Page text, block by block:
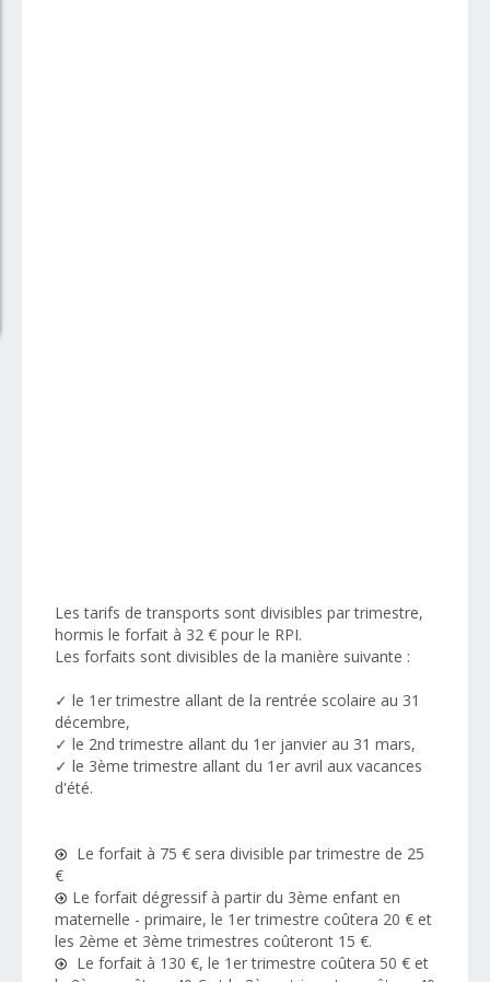
Les tarifs de transports sont divisibles par trimestre,
hormis le forfait à 32 € pour le RPI.
Les forfaits sont divisibles de la manière suivante :
✓ le 1er trimestre allant de la rentrée scolaire au 31
décembre,
✓ le 2nd trimestre allant du 1er janvier au 31 mars,
✓ le 3ème trimestre allant du 1er avril aux vacances
d'été.
Le forfait à 75 € sera divisible par trimestre de 25
€
Le forfait dégressif à partir du 3ème enfant en
maternelle - primaire, le 1er trimestre coûtera 20 € et
les 2ème et 3ème trimestres coûteront 15 €.
Le forfait à 130 €, le 1er trimestre coûtera 50 € et